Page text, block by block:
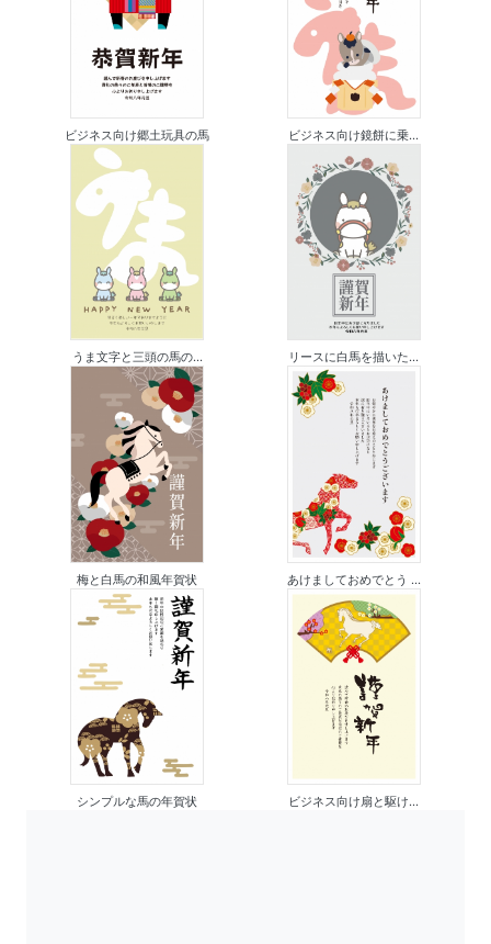
ビジネス向け郷土玩具の馬 ビジネス向け鏡餅に乗...
うま文字と三頭の馬の... リースに白馬を描いた...
梅と白馬の和風年賀状 あけましておめでとう ...
シンプルな馬の年賀状 ビジネス向け扇と駆け...